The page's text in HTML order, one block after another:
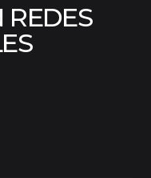
REDES